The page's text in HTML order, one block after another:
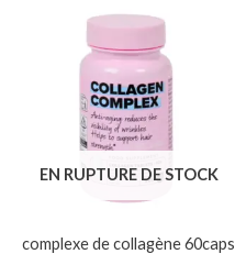
EN RUPTURE DE STOCK
complexe de collagène 60caps